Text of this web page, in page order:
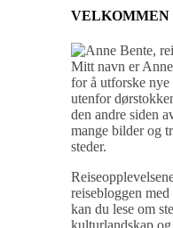
VELKOMMEN
Mitt navn er
for å utforske nye
utenfor
den andre siden
mange bilder og
steder.
reisebloggen
kan du lese om